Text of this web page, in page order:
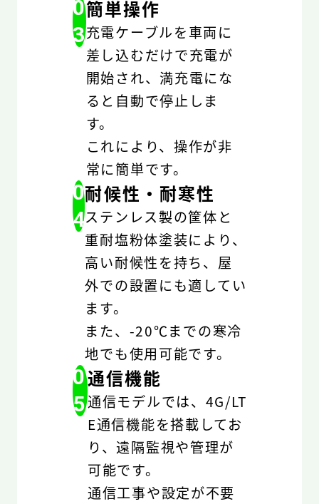
0
3
簡単操作
充電ケーブルを車両に
差し込むだけで充電が
開始され、満充電にな
ると自動で停止しま
す。
これにより、操作が非
常に簡単です。
0
4
耐候性・耐寒性
ステンレス製の筐体と
重耐塩粉体塗装により、
高い耐候性を持ち、屋
外での設置にも適してい
ます。
また、-20℃までの寒冷
地でも使用可能です。
0
5
通信機能
通信モデルでは、4G/LT
E通信機能を搭載してお
り、遠隔監視や管理が
可能です。
通信工事や設定が不要